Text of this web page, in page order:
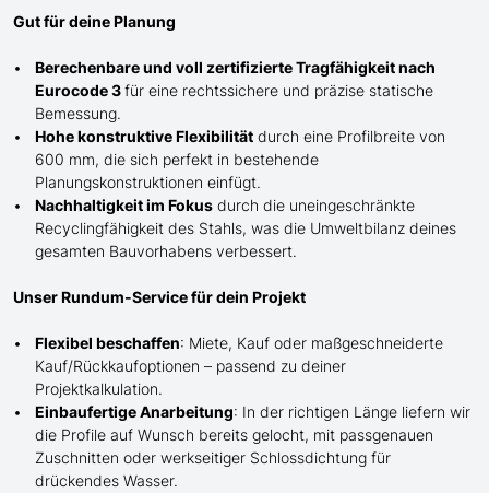
Gut für deine Planung
Berechenbare und voll zertifizierte Tragfähigkeit nach
Eurocode 3für eine rechtssichere und präzise statische
Bemessung.
Hohe konstruktive Flexibilität durch eine Profilbreite von
600 mm, die sich perfekt in bestehende
Planungskonstruktionen einfügt.
Nachhaltigkeit im Fokus durch die uneingeschränkte
Recyclingfähigkeit des Stahls, was die Umweltbilanz deines
gesamten Bauvorhabens verbessert.
Unser Rundum-Service für dein Projekt
Flexibel beschaffen: Miete, Kauf oder maßgeschneiderte
Kauf/Rückkaufoptionen – passend zu deiner
Projektkalkulation.
Einbaufertige Anarbeitung: In der richtigen Länge liefern wir
die Profile auf Wunsch bereits gelocht, mit passgenauen
Zuschnitten oder werkseitiger Schlossdichtung für
drückendes Wasser.